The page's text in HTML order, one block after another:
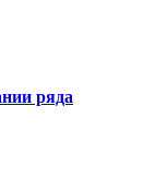
ряда